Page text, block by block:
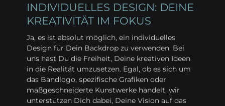
INDIVIDUELLES DESIGN: DEINE
KREATIVITÄT IM FOKUS
Ja, es ist absolut möglich, ein individuelles
Design für Dein Backdrop zu verwenden. Bei
uns hast Du die Freiheit, Deine kreativen Ideen
in die Realität umzusetzen. Egal, ob es sich um
das Bandlogo, spezifische Grafiken oder
maßgeschneiderte Kunstwerke handelt, wir
unterstützen Dich dabei, Deine Vision auf das